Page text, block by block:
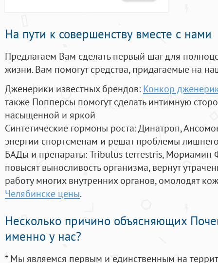
На пути к совершенству вместе с нами
Предлагаем Вам сделать первый шаг для
жизни. Вам помогут средства, придагаемые на
Дженерики известных брендов: Конкор
также Попперсы помогут сделать интимную
насыщенной и яркой
Синтетические гормоны роста: Динатроп,
энергии спортсменам и решат проблемы
БАДы и препараты:Tribulus terrestris, Мориамин
повысят выносливость организма, вернут
работу многих внутренних органов, омолодят
Челябинске цены.
Несколько причино объясняющих
именно у нас?
* Мы являемся первым и единственным на